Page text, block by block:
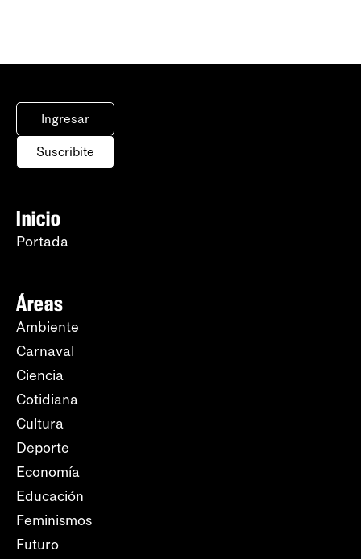
Ingresar
Suscribite
Inicio
Portada
Áreas
Ambiente
Carnaval
Ciencia
Cotidiana
Cultura
Deporte
Economía
Educación
Feminismos
Futuro